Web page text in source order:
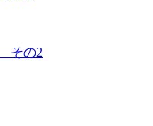
その2